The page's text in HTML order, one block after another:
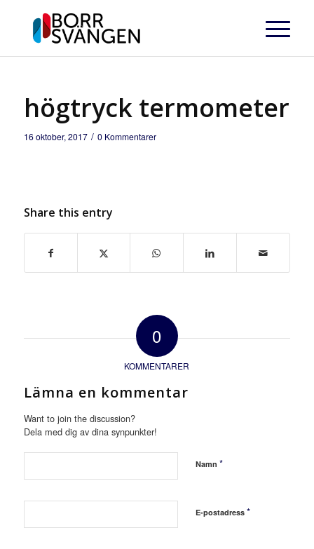
högtryck termometer
16 oktober, 2017 / 0 Kommentarer
Share this entry
0
KOMMENTARER
Lämna en kommentar
Want to join the discussion?
Dela med dig av dina synpunkter!
Namn *
E-postadress *